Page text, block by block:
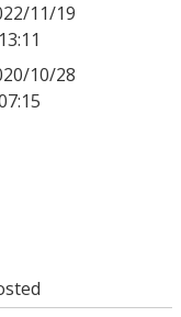
11/19
10/28